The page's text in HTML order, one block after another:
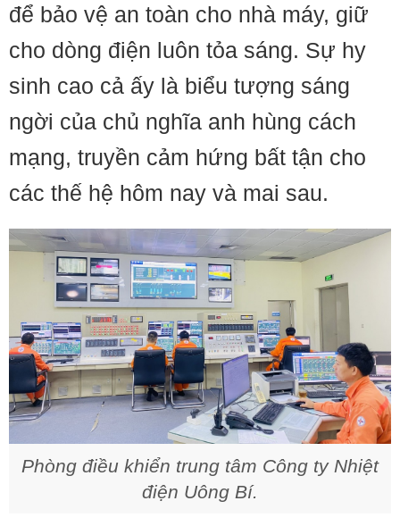
để bảo vệ an toàn cho nhà máy, giữ
cho dòng điện luôn tỏa sáng. Sự hy
sinh cao cả ấy là biểu tượng sáng
ngời của chủ nghĩa anh hùng cách
mạng, truyền cảm hứng bất tận cho
các thế hệ hôm nay và mai sau.
Phòng điều khiển trung tâm Công ty Nhiệt
điện Uông Bí.